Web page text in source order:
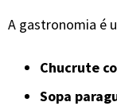
A gastronomia é
Chucrute
Sopa